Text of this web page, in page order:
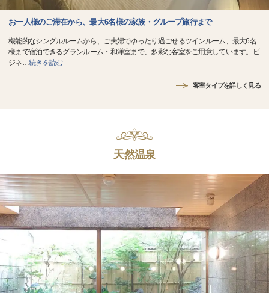
お一人様のご滞在から、最大6名様の家族・グループ旅行まで
機能的なシングルルームから、ご夫婦でゆったり過ごせるツインルーム、最大6名
様まで宿泊できるグランルーム・和洋室まで、多彩な客室をご用意しています。ビ
ジネ…続きを読む
客室タイプを詳しく見る
天然温泉